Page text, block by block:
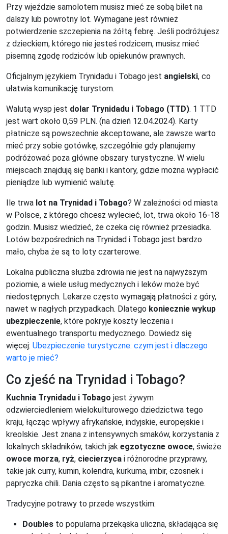
Przy wjeździe samolotem musisz mieć ze sobą bilet na
dalszy lub powrotny lot. Wymagane jest również
potwierdzenie szczepienia na żółtą febrę. Jeśli podróżujesz
z dzieckiem, którego nie jesteś rodzicem, musisz mieć
pisemną zgodę rodziców lub opiekunów prawnych.
Oficjalnym językiem Trynidadu i Tobago jest angielski, co
ułatwia komunikację turystom.
Walutą wysp jest dolar Trynidadu i Tobago (TTD). 1 TTD
jest wart około 0,59 PLN. (na dzień 12.04.2024). Karty
płatnicze są powszechnie akceptowane, ale zawsze warto
mieć przy sobie gotówkę, szczególnie gdy planujemy
podróżować poza główne obszary turystyczne. W wielu
miejscach znajdują się banki i kantory, gdzie można wypłacić
pieniądze lub wymienić walutę.
Ile trwa lot na Trynidad i Tobago? W zależności od miasta
w Polsce, z którego chcesz wylecieć, lot, trwa około 16-18
godzin. Musisz wiedzieć, że czeka cię również przesiadka.
Lotów bezpośrednich na Trynidad i Tobago jest bardzo
mało, chyba że są to loty czarterowe.
Lokalna publiczna służba zdrowia nie jest na najwyższym
poziomie, a wiele usług medycznych i leków może być
niedostępnych. Lekarze często wymagają płatności z góry,
nawet w nagłych przypadkach. Dlatego koniecznie wykup
ubezpieczenie, które pokryje koszty leczenia i
ewentualnego transportu medycznego. Dowiedz się
więcej: Ubezpieczenie turystyczne: czym jest i dlaczego
warto je mieć?
Co zjeść na Trynidad i Tobago?
Kuchnia Trynidadu i Tobago jest żywym
odzwierciedleniem wielokulturowego dziedzictwa tego
kraju, łącząc wpływy afrykańskie, indyjskie, europejskie i
kreolskie. Jest znana z intensywnych smaków, korzystania z
lokalnych składników, takich jak egzotyczne owoce, świeże
owoce morza, ryż, ciecierzyca i różnorodne przyprawy,
takie jak curry, kumin, kolendra, kurkuma, imbir, czosnek i
papryczka chili. Dania często są pikantne i aromatyczne.
Tradycyjne potrawy to przede wszystkim:
Doubles to popularna przekąska uliczna, składająca się